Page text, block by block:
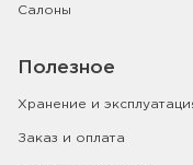
Салоны
Полезное
Хранение и
Заказ и оплата